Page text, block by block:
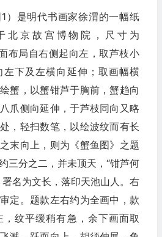
1）是明代书画家徐渭的一幅纸
北京故宫博物院，尺寸为
布局自右侧起向左，取芦枝小
左下及左横向延伸；取画幅横
蟹，以蟹钳芦于胸前，蟹趋向
爪侧向延伸，于芦枝同向又略
，轻扫数笔，以绘波纹而有长
末向上，则为《蟹鱼图》之题
三分之二，并未顶天，“钳芦何
名为文长，落印天池山人。右
定。题款左右约为全画中，款
纹平缓稍有急，余下画面取